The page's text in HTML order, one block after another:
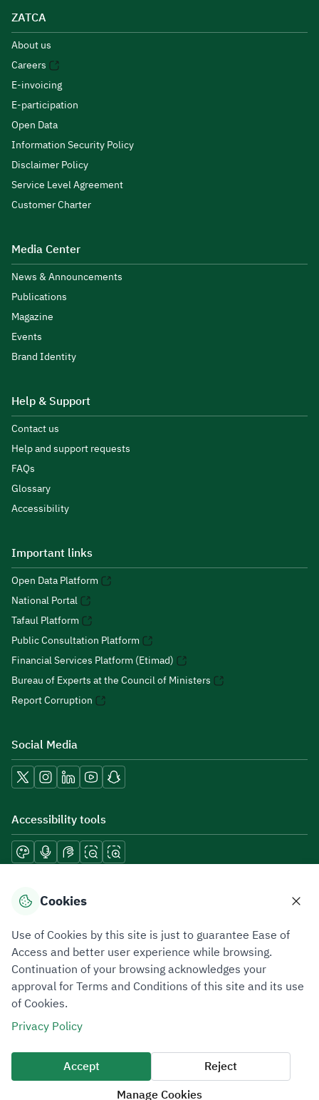
ZATCA
About us
Careers
E-invoicing
E-participation
Open Data
Information Security Policy
Disclaimer Policy
Service Level Agreement
Customer Charter
Media Center
News & Announcements
Publications
Magazine
Events
Brand Identity
Help & Support
Contact us
Help and support requests
FAQs
Glossary
Accessibility
Important links
Open Data Platform
National Portal
Tafaul Platform
Public Consultation Platform
Financial Services Platform (Etimad)
Bureau of Experts at the Council of Ministers
Report Corruption
Social Media
Accessibility tools
Download mobile applications
Privacy PolicyTerms of UseSite Map
All rights reserved 2026 © ZATCA.GOV.SA
Developed and Maintained by Zakat, Tax and Customs Authority
Last update for site was
10 August 2026 09:03 AM
Cookies
Use of Cookies by this site is just to guarantee Ease of
Access and better user experience while browsing.
Continuation of your browsing acknowledges your
approval for Terms and Conditions of this site and its use
of Cookies.
Privacy Policy
Accept
Reject
Manage Cookies